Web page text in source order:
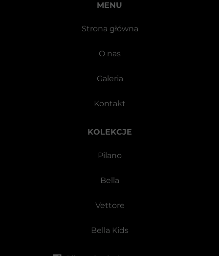
KOLEKCJE
Pilano
Bella
Vettore
Bella Kids
MENU
Strona główna
O nas
Galeria
Kontakt